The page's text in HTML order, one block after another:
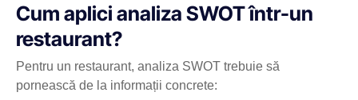
Cum aplici analiza SWOT într-un
restaurant?
Pentru un restaurant, analiza SWOT trebuie să
pornească de la informații concrete: